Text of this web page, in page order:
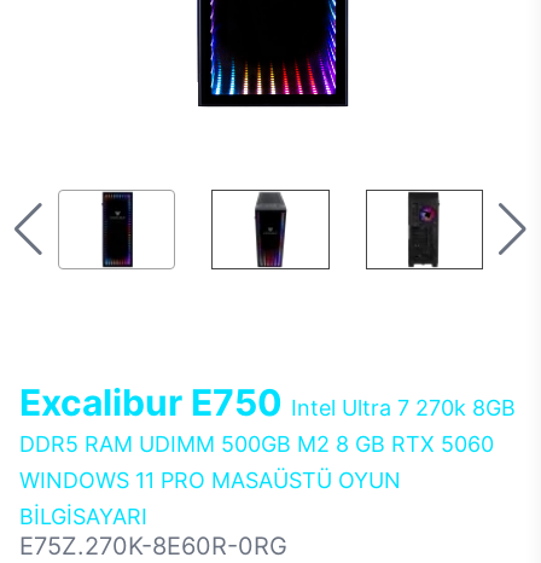
Excalibur E750 Intel Ultra 7 270k 8GB
DDR5 RAM UDIMM 500GB M2 8 GB RTX 5060
WINDOWS 11 PRO MASAÜSTÜ OYUN
BİLGİSAYARI
E75Z.270K-8E60R-0RG